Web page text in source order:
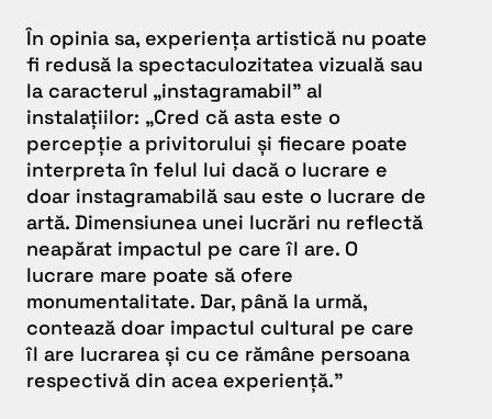
În opinia sa, experiența artistică nu poate
fi redusă la spectaculozitatea vizuală sau
la caracterul „instagramabil” al
instalațiilor: „Cred că asta este o
percepție a privitorului și fiecare poate
interpreta în felul lui dacă o lucrare e
doar instagramabilă sau este o lucrare de
artă. Dimensiunea unei lucrări nu reflectă
neapărat impactul pe care îl are. O
lucrare mare poate să ofere
monumentalitate. Dar, până la urmă,
contează doar impactul cultural pe care
îl are lucrarea și cu ce rămâne persoana
respectivă din acea experiență.”